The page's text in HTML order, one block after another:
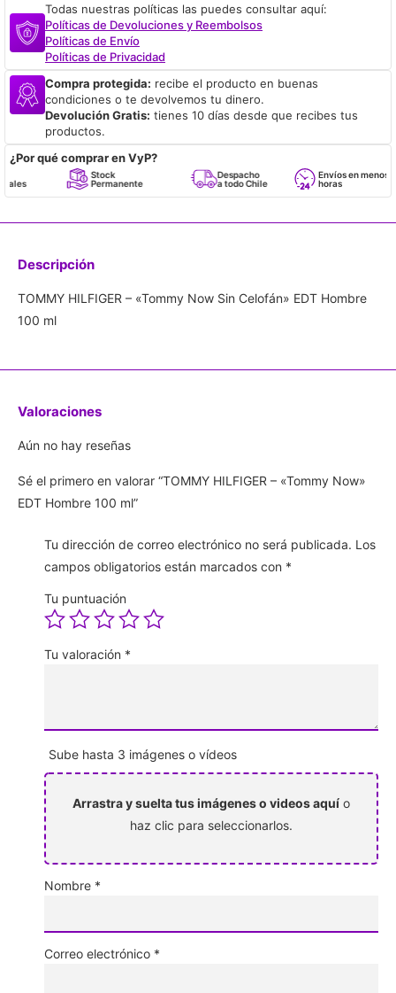
Todas nuestras políticas las puedes consultar aquí:
Políticas de Devoluciones y Reembolsos
Políticas de Envío
Políticas de Privacidad
Compra protegida: recibe el producto en buenas
condiciones o te devolvemos tu dinero.
Devolución Gratis: tienes 10 días desde que recibes tus
productos.
¿Por qué comprar en VyP?
Stock
Permanente
Despacho
a todo Chile
Envíos en menos de 24
horas
Descripción
TOMMY HILFIGER – «Tommy Now Sin Celofán» EDT Hombre
100 ml
Valoraciones
Aún no hay reseñas
Sé el primero en valorar “TOMMY HILFIGER – «Tommy Now»
EDT Hombre 100 ml”
Tu dirección de correo electrónico no será publicada. Los
campos obligatorios están marcados con *
Tu puntuación
Tu valoración *
Sube hasta 3 imágenes o vídeos
Arrastra y suelta tus imágenes o videos aquí o
haz clic para seleccionarlos.
Nombre *
Correo electrónico *